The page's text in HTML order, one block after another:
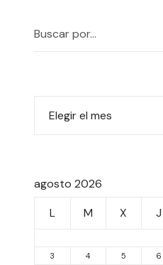
agosto 2026
L
M X J
3
4 5 6